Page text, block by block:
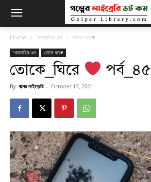
Home "ধারাবাহিক গল্প তোকে ঘরে♥
"ধারাবাহিক গল্প তোকে ঘরে♥
তোকে_ঘিরে পর্ব_৪৫
By গল্পের লাইব্রেরি - October 17, 2021